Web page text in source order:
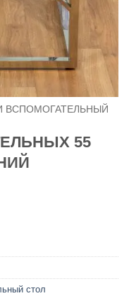
ВСПОМОГАТЕЛЬНЫЙ
55
стол